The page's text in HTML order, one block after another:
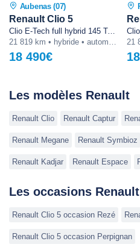
Aubenas (07)
Renault Clio 5
Clio E-Tech full hybrid 145 Techno
21 819 km • hybride • automatique
18 490€
Les modèles Renault
Renault Clio Renault Captur
Renault Megane Renault Symbioz
Renault Kadjar Renault Espace
Les occasions
Renault Clio 5 occasion Rezé
Renault Clio 5 occasion Perpignan